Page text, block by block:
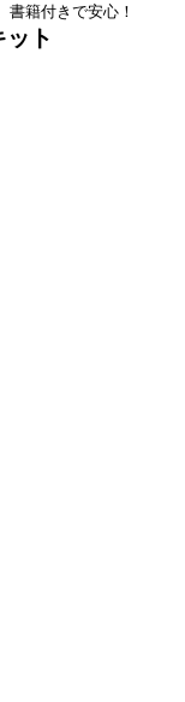
書籍付きで安心！
ト